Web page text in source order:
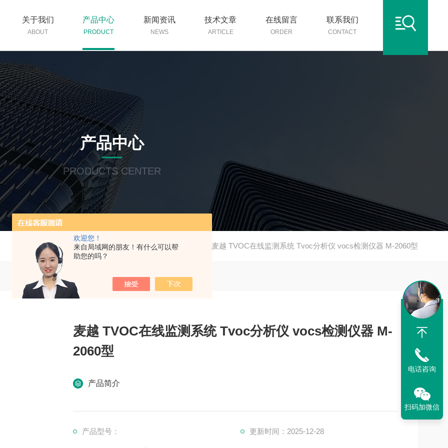
欢迎您！
来自局域网的朋友！有什么可以帮
助您的吗？
关于我们
ABOUT
产品中心
PRODUCT
新闻资讯
NEWS
技术文章
ARTICLE
在线留言
ORDER
联系我们
CONTACT
产品中心
PRODUCTS CENTER
当前位置：首页 产品中心 供应产品 麦越 TVOC在线监测系统 Tvoc分析仪 vocs检测仪器 M-2060型
麦越 TVOC在线监测系统 Tvoc分析仪 vocs检测仪器 M-
2060型
产品简介
产品型号： 更新时间：2025-12-28
电话咨询
扫码加微信